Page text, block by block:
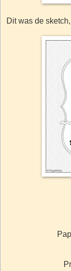
Dit was de